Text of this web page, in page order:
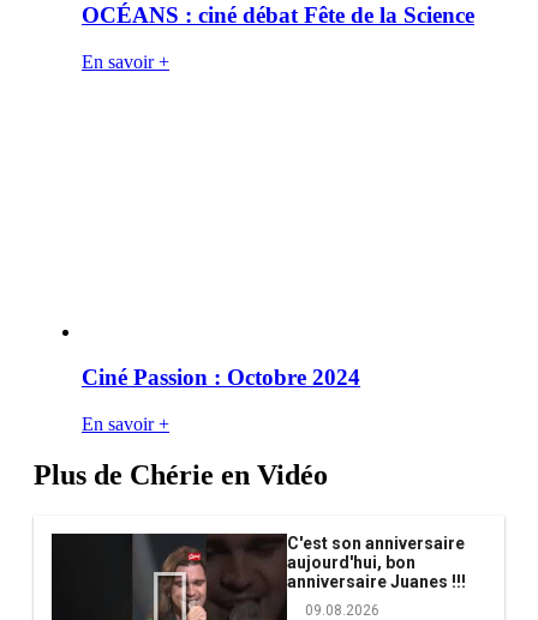
OCÉANS : ciné débat Fête de la Science
En savoir +
Ciné Passion : Octobre 2024
En savoir +
Plus de Chérie en Vidéo
C'est son anniversaire
aujourd'hui, bon
anniversaire Juanes !!!
09.08.2026